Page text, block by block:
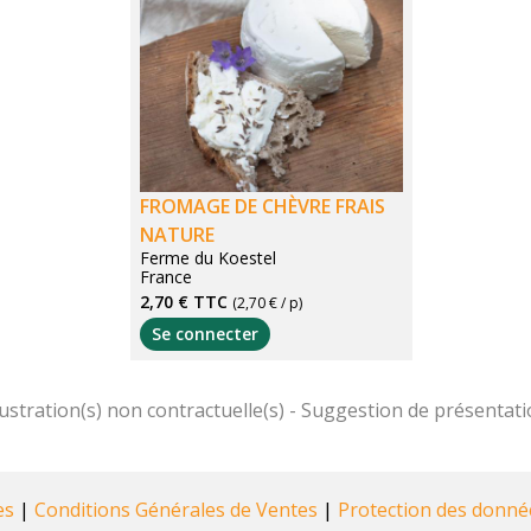
FROMAGE DE CHÈVRE FRAIS
NATURE
Ferme du Koestel
France
2,70 € TTC (2,70 € / p)
Se connecter
| Conditions Générales de Ventes | Protection des